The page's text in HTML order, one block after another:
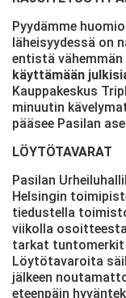
Pyydämme
läheisyydessä on
entistä
käyttämään
Kauppakeskus
minuutin
pääsee Pasilan
LÖYTÖTAVARAT
Pasilan
Helsingin
tiedustella
viikolla osoitteesta
tarkat
Löytötavaroita
jälkeen
eteenpäin